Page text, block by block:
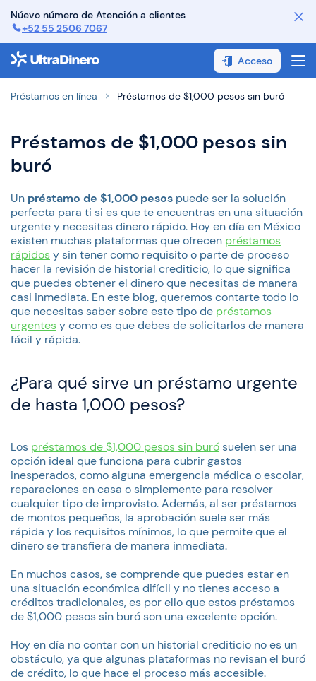
Núevo número de Atención a clientes
+52 55 2506 7067
Acceso
¿Cómo funciona?
Contáctanos
Sobre Nosotros
Préstamos en línea Préstamos de $1,000 pesos sin buró
Préstamos de $1,000 pesos sin
buró
Un préstamo de $1,000 pesos puede ser la solución
perfecta para ti si es que te encuentras en una situación
urgente y necesitas dinero rápido. Hoy en día en México
existen muchas plataformas que ofrecen préstamos
rápidosy sin tener como requisito o parte de proceso
hacer la revisión de historial crediticio, lo que significa
que puedes obtener el dinero que necesitas de manera
casi inmediata. En este blog, queremos contarte todo lo
que necesitas saber sobre este tipo de préstamos
urgentesy como es que debes de solicitarlos de manera
fácil y rápida.
¿Para qué sirve un préstamo urgente
de hasta 1,000 pesos?
Los préstamos de $1,000 pesos sin burósuelen ser una
opción ideal que funciona para cubrir gastos
inesperados, como alguna emergencia médica o escolar,
reparaciones en casa o simplemente para resolver
cualquier tipo de improvisto. Además, al ser préstamos
de montos pequeños, la aprobación suele ser más
rápida y los requisitos mínimos, lo que permite que el
dinero se transfiera de manera inmediata.
En muchos casos, se comprende que puedes estar en
una situación económica difícil y no tienes acceso a
créditos tradicionales, es por ello que estos préstamos
de $1,000 pesos sin buró son una excelente opción.
Hoy en día no contar con un historial crediticio no es un
obstáculo, ya que algunas plataformas no revisan el buró
de crédito, lo que hace el proceso más accesible.